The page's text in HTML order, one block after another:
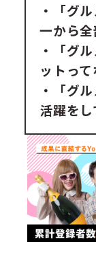
・「グ
一から
・「グ
ットっ
・「グ
活躍を